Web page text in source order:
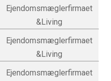
Ejendomsmæglerfirmaet
&Living
Ejendomsmæglerfirmaet
&Living
Ejendomsmæglerfirmaet